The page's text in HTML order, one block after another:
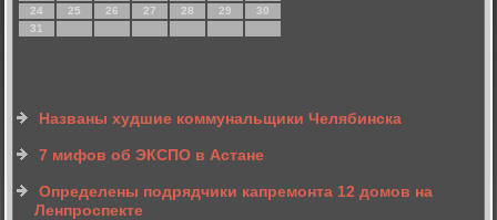
24
25 26 27 28 29
30
31
Названы худшие коммунальщики Челябинска
7 мифов об ЭКСПО в Астане
Определены подрядчики капремонта 12 домов на
Ленпроспекте